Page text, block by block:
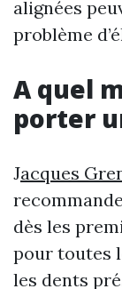
alignées
problème
A quel
porter
Jacques
dès les
pour toutes
les dents